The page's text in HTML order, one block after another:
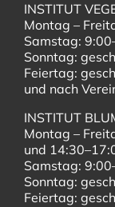
INSTITUT
Montag –
Samstag:
Sonntag:
Feiertag:
und nach
INSTITUT
Montag –
und
Samstag:
Sonntag:
Feiertag: